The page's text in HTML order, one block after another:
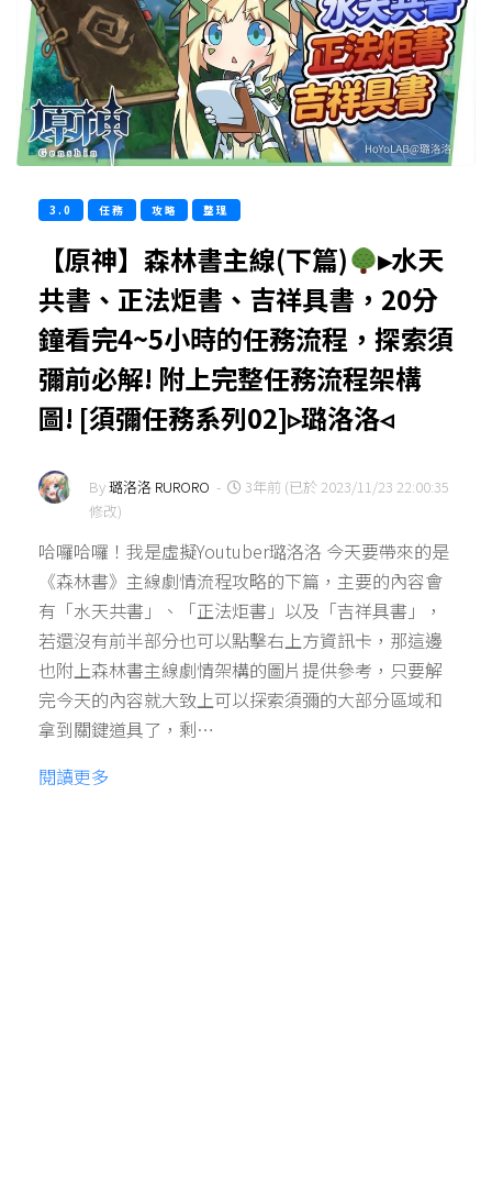
3.0 任務 攻略 整理
【原神】森林書主線(下篇)
▸水天
共書、正法炬書、吉祥具書，20分
鐘看完4~5小時的任務流程，探索須
彌前必解! 附上完整任務流程架構
圖! [須彌任務系列02]▹璐洛洛◃
By璐洛洛 RURORO -
3年前 (已於 2023/11/23 22:00:35
修改)
哈囉哈囉！我是虛擬Youtuber璐洛洛 今天要帶來的是
《森林書》主線劇情流程攻略的下篇，主要的內容會
有「水天共書」、「正法炬書」以及「吉祥具書」，
若還沒有前半部分也可以點擊右上方資訊卡，那這邊
也附上森林書主線劇情架構的圖片提供參考，只要解
完今天的內容就大致上可以探索須彌的大部分區域和
拿到關鍵道具了，剩…
閱讀更多